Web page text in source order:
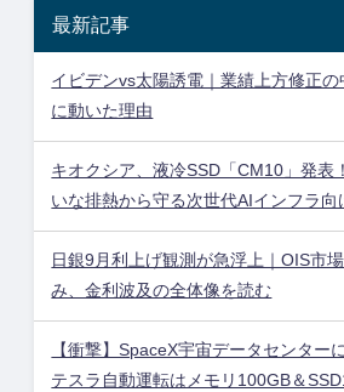
最新記事
イビデンvs太陽誘電｜業績上方修正
に動いた理由
キオクシア、液冷SSD「CM10」発表
いな排熱から守る次世代AIインフラ向
日銀9月利上げ観測が急浮上｜OIS市
み、金利波及の全体像を読む
【衝撃】SpaceX宇宙データセンター
テスラ自動運転はメモリ100GB＆